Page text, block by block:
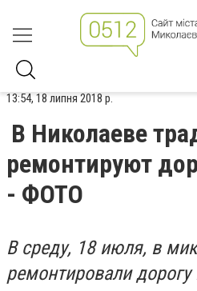
13:54, 18 липня 2018 р.
В Николаеве
ремонтируют
- ФОТО
В среду, 18 июля, в
ремонтировали